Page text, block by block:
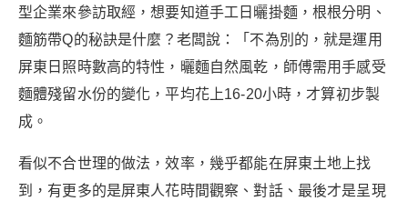
型企業來參訪取經，想要知道手工日曬掛麵，根根分明、
麵筋帶Q的秘訣是什麼？老闆說：「不為別的，就是運用
屏東日照時數高的特性，曬麵自然風乾，師傅需用手感受
麵體殘留水份的變化，平均花上16-20小時，才算初步製
成。
看似不合世理的做法，效率，幾乎都能在屏東土地上找
到，有更多的是屏東人花時間觀察、對話、最後才是呈現